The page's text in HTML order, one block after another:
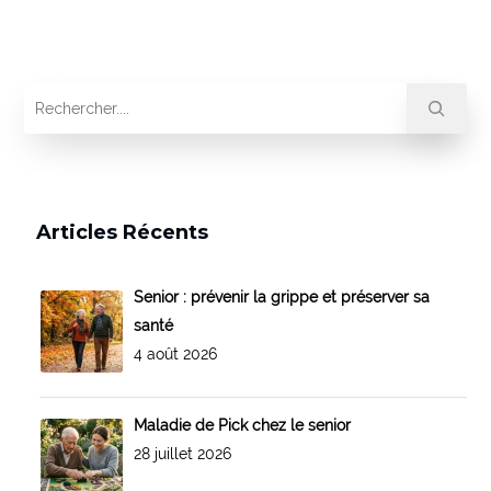
Articles Récents
Senior : prévenir la grippe et préserver sa
santé
4 août 2026
Maladie de Pick chez le senior
28 juillet 2026